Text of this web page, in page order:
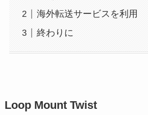
海外転送サービスを利用
終わりに
Loop Mount Twist